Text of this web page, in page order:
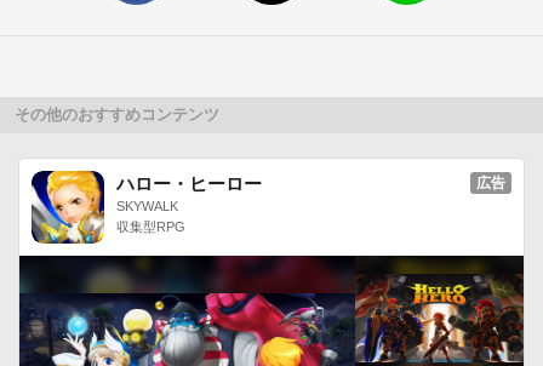
だけを選択してロックすることのできるアプリです。このアプ
制限したり、ギャラリーの写真やムービー、プライベートな動
画だけをロックして隠しておくことができ、一時的に端末を誰
かに貸しても安心です。【特徴】
■大切なアプリをロック！
Facebook、Line、twitter、gmailなどみられたくないアプ
リをロック！
■以下のようなアプリをお使いの方にお勧めです！
その他のおすすめコンテンツ
ハロー・ヒーロー
SKYWALK
収集型RPG
広告